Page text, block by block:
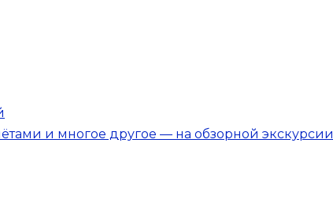
и многое другое — на обзорной экскурсии